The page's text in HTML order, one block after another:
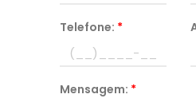
Telefone: *
Mensagem: *